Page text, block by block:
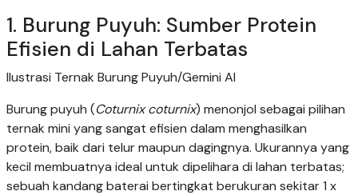
1. Burung Puyuh: Sumber Protein
Efisien di Lahan Terbatas
Ilustrasi Ternak Burung Puyuh/Gemini AI
Burung puyuh (Coturnix coturnix) menonjol sebagai pilihan
ternak mini yang sangat efisien dalam menghasilkan
protein, baik dari telur maupun dagingnya. Ukurannya yang
kecil membuatnya ideal untuk dipelihara di lahan terbatas;
sebuah kandang baterai bertingkat berukuran sekitar 1 x